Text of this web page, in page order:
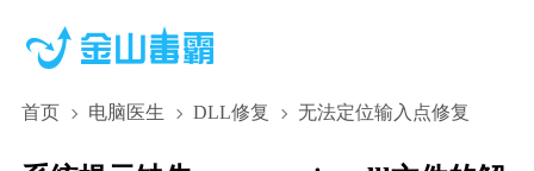
首页 电脑医生 DLL修复 无法定位输入点修复